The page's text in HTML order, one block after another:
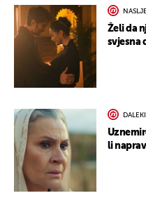
Želi da
svjesna
li